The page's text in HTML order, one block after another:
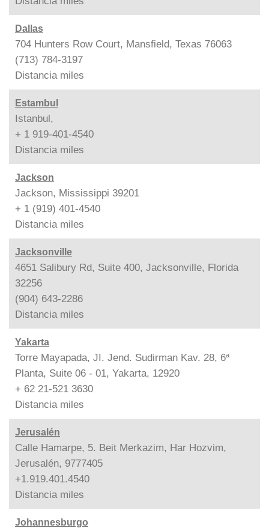
Dallas
704 Hunters Row Court, Mansfield, Texas 76063
(713) 784-3197
Distancia miles
Estambul
Istanbul,
+ 1 919-401-4540
Distancia miles
Jackson
Jackson, Mississippi 39201
+ 1 (919) 401-4540
Distancia miles
Jacksonville
4651 Salibury Rd, Suite 400, Jacksonville, Florida
32256
(904) 643-2286
Distancia miles
Yakarta
Torre Mayapada, JI. Jend. Sudirman Kav. 28, 6ª
Planta, Suite 06 - 01, Yakarta, 12920
+ 62 21-521 3630
Distancia miles
Jerusalén
Calle Hamarpe, 5. Beit Merkazim, Har Hozvim,
Jerusalén, 9777405
+1.919.401.4540
Distancia miles
Johannesburgo